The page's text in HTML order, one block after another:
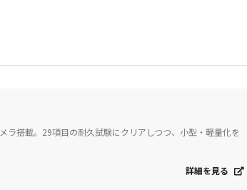
ラ搭載。29項目の耐久試験にクリアしつつ、小型・軽量化を
詳細を見る